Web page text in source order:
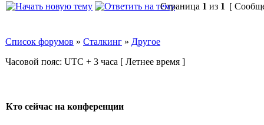
Страница 1 из 1 [
Список форумов » Сталкинг » Другое
Часовой пояс: UTC + 3 часа [ Летнее время ]
Кто сейчас на конференции